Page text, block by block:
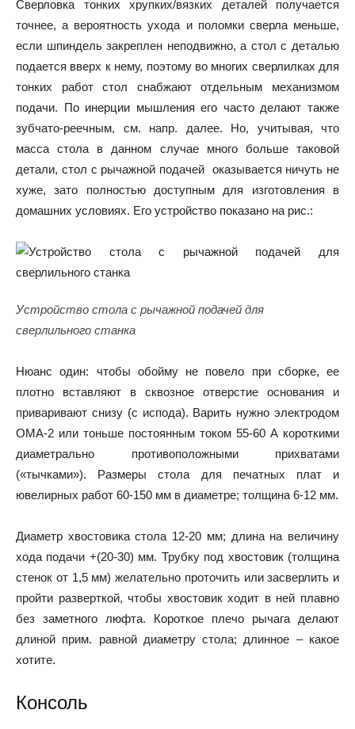
Сверловка тонких хрупких/вязких деталей получается
точнее, а вероятность ухода и поломки сверла меньше,
если шпиндель закреплен неподвижно, а стол с деталью
подается вверх к нему, поэтому во многих сверлилках для
тонких работ стол снабжают отдельным механизмом
подачи. По инерции мышления его часто делают также
зубчато-реечным, см. напр. далее. Но, учитывая, что
масса стола в данном случае много больше таковой
детали, стол с рычажной подачей оказывается ничуть не
хуже, зато полностью доступным для изготовления в
домашних условиях. Его устройство показано на рис.:
Устройство стола с рычажной подачей для
сверлильного станка
Нюанс один: чтобы обойму не повело при сборке, ее
плотно вставляют в сквозное отверстие основания и
приваривают снизу (с испода). Варить нужно электродом
ОМА-2 или тоньше постоянным током 55-60 А короткими
диаметрально противоположными прихватами
(«тычками»). Размеры стола для печатных плат и
ювелирных работ 60-150 мм в диаметре; толщина 6-12 мм.
Диаметр хвостовика стола 12-20 мм; длина на величину
хода подачи +(20-30) мм. Трубку под хвостовик (толщина
стенок от 1,5 мм) желательно проточить или засверлить и
пройти разверткой, чтобы хвостовик ходит в ней плавно
без заметного люфта. Короткое плечо рычага делают
длиной прим. равной диаметру стола; длинное – какое
хотите.
Консоль